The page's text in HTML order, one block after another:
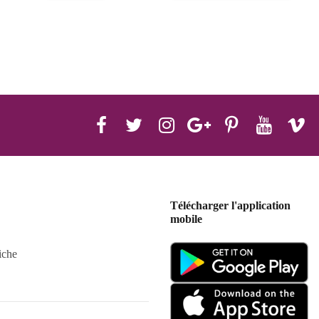
Télécharger l'application
mobile